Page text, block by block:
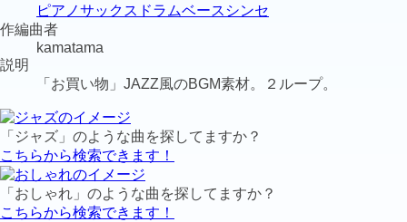
ピアノサックス ドラムベース シンセ
作編曲者
kamatama
説明
「お買い物」JAZZ風のBGM素材。２ループ。
「ジャズ」のような曲を探してますか？
こちらから検索できます！
「おしゃれ」のような曲を探してますか？
こちらから検索できます！